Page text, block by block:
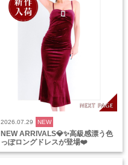
2026.07.29 NEW
NEW ARRIVALS💎✨高級感漂う色
っぽロングドレスが登場❤️